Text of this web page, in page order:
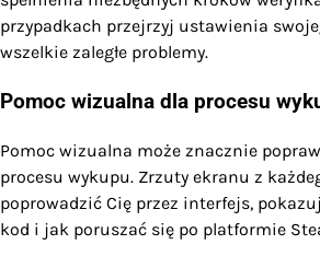
przypadkach przejrzyj ustawienia
wszelkie zaległe problemy.
Pomoc wizualna dla procesu
Pomoc wizualna może znacznie
procesu wykupu. Zrzuty ekranu z
poprowadzić Cię przez interfejs,
kod i jak poruszać się po platformie